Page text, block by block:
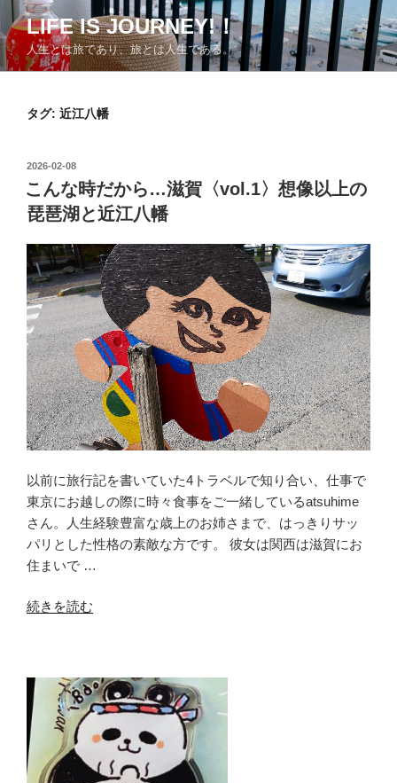
コ
ン
テ
ン
LIFE IS JOURNEY!！
人生とは旅であり、旅とは人生である。
タグ: 近江八幡
投
稿
日:
2026-02-08
こんな時だから…滋賀〈vol.1〉想像以上の
琵琶湖と近江八幡
以前に旅行記を書いていた4トラベルで知り合い、仕事で
東京にお越しの際に時々食事をご一緒しているatsuhime
さん。人生経験豊富な歳上のお姉さまで、はっきりサッ
パリとした性格の素敵な方です。 彼女は関西は滋賀にお
住まいで …
“こ
だ
か
ら…
滋
賀
続きを読む